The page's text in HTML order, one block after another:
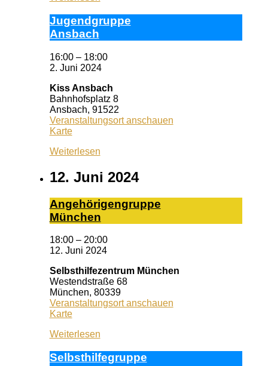
Ju­gend­grup­pe
Ans­bach
16:00 – 18:00
2. Juni 2024
Kiss Ansbach
Bahnhofsplatz 8
Ansbach, 91522
Veranstaltungsort anschauen
KarteKiss
Weiterlesen
12. Juni 2024
An­ge­hö­ri­gen­grup­pe
Mün­chen
18:00 – 20:00
12. Juni 2024
Selbsthilfezentrum München
Westendstraße 68
München, 80339
Veranstaltungsort anschauen
KarteSelbsthilfezentrum
Weiterlesen
Selbst­hil­fe­grup­pe